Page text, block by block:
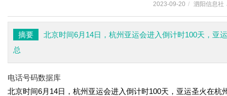
2023-09-20 / 泗阳信息社
摘要
北京时间6月14日，杭州亚运会进入倒计时100天，亚
总
电话号码数据库
北京时间6月14日，杭州亚运会进入倒计时100天，亚运圣火在